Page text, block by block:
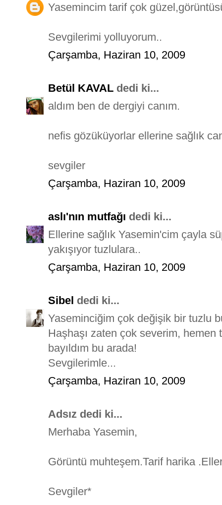
Yasemincim tarif çok
Sevgilerimi yolluyorum..
Çarşamba, Haziran 10, 2009
Betül KAVAL dedi ki...
aldım ben de dergiyi canım.
nefis gözüküyorlar ellerine sağlık
sevgiler
Çarşamba, Haziran 10, 2009
aslı'nın mutfağı dedi ki...
Ellerine sağlık Yasemin'cim çayla
yakışıyor tuzlulara..
Çarşamba, Haziran 10, 2009
Sibel dedi ki...
Yaseminciğim çok değişik bir tuzlu
Haşhaşı zaten çok severim, hemen
bayıldım bu arada!
Sevgilerimle...
Çarşamba, Haziran 10, 2009
Adsız dedi ki...
Merhaba Yasemin,
Görüntü muhteşem.Tarif harika
Sevgiler*